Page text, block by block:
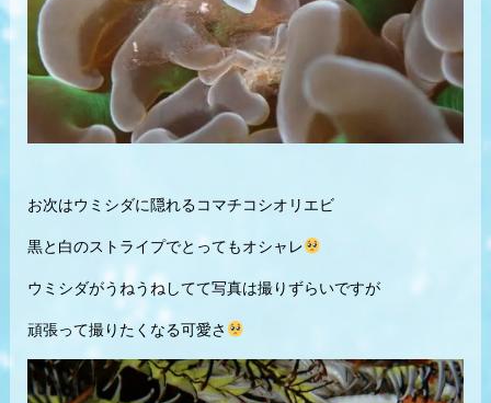
お次はウミシダに隠れるコマチコシオリエビ
黒と白のストライプでとってもオシャレ
ウミシダがうねうねしてて写真は撮りずらいですが
頑張って撮りたくなる可愛さ